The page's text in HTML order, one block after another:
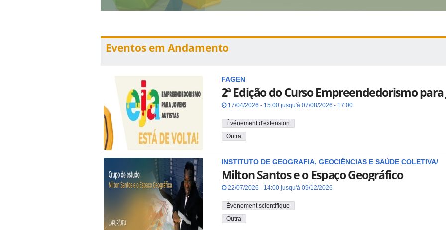
Eventos em Andamento
FAGEN
2ª Edição do Curso Empreendedorismo
17/04/2026 - 15:00 jusqu'à 07/08/2026 - 17:00
Événement d'extension
Outra
INSTITUTO DE GEOGRAFIA, GEOCIÊNCIAS E SAÚDE COLETIVA/
Milton Santos e o Espaço Geográfico
22/07/2026 - 14:00 jusqu'à 09/12/2026
Événement scientifique
Outra